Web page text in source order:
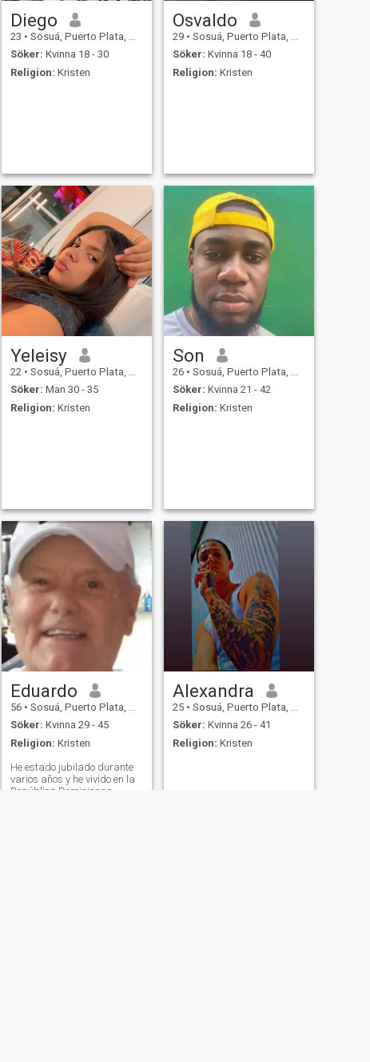
Diego
23 • Sosuá, Puerto Plata, Dominikanska Rep.
Söker: Kvinna 18 - 30
Religion: Kristen
Osvaldo
29 • Sosuá, Puerto Plata, Dominikanska Rep.
Söker: Kvinna 18 - 40
Religion: Kristen
Yeleisy
22 • Sosuá, Puerto Plata, Dominikanska Rep.
Söker: Man 30 - 35
Religion: Kristen
Son
26 • Sosuá, Puerto Plata, Dominikanska Rep.
Söker: Kvinna 21 - 42
Religion: Kristen
Eduardo
56 • Sosuá, Puerto Plata, Dominikanska Rep.
Söker: Kvinna 29 - 45
Religion: Kristen
He estado jubilado durante
varios años y he vivido en la
República Dominicana
Alexandra
25 • Sosuá, Puerto Plata, Dominikanska Rep.
Söker: Kvinna 26 - 41
Religion: Kristen